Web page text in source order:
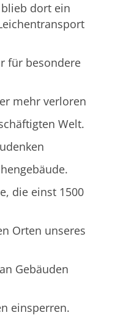
dort ein
für besondere
mehr verloren
Welt.
die einst 1500
Orten unseres
Gebäuden
einsperren.